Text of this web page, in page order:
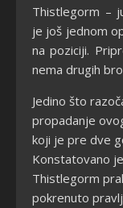
Thistlegorm –
je još jednom
na poziciji.
nema drugih
Jedino što
propadanje
koji je pre dve
Konstatovano
Thistlegorm
pokrenuto